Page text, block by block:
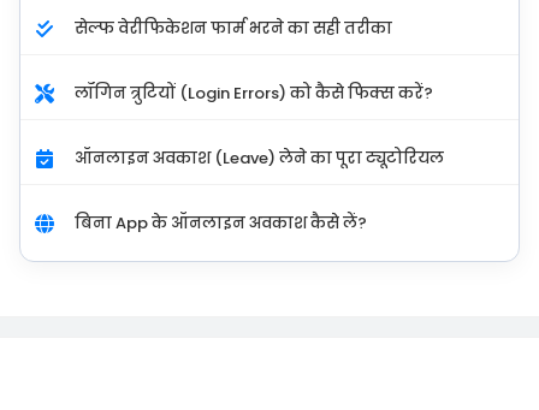
सेल्फ वेरीफिकेशन फार्म भरने का सही तरीका
लॉगिन त्रुटियों (Login Errors) को कैसे फिक्स करें?
ऑनलाइन अवकाश (Leave) लेने का पूरा ट्यूटोरियल
बिना App के ऑनलाइन अवकाश कैसे लें?